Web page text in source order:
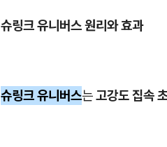
슈링크 유니버스 원리와 효과
슈링크 유니버스는고강도 집속